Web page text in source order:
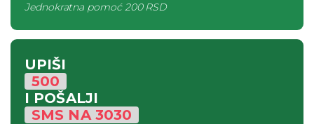
Jednokratna pomoć200 RSD
UPIŠI
500
I POŠALJI
SMS NA3030